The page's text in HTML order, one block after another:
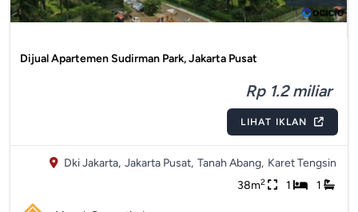
Dijual Apartemen Sudirman Park, Jakarta Pusat
Rp 1.2 miliar
LIHAT IKLAN
Dki Jakarta, Jakarta Pusat, Tanah Abang, Karet Tengsin
38m2 1 1